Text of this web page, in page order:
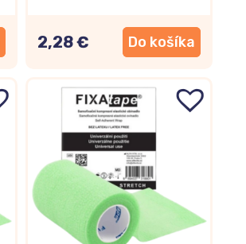
2,28 € Do košíka